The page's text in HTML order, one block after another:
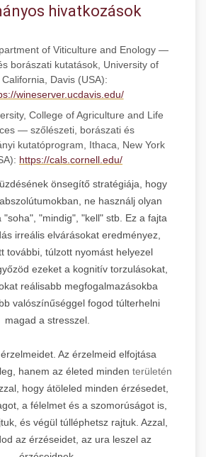
hivatkozások
of Viticulture and Enology —
borászati kutatások, University of
California, Davis (USA):
wineserver.ucdavis.edu/
College of Agriculture and Life
— szőlészeti, borászati és
kutatóprogram, Ithaca, New York
https://cals.cornell.edu/
önsegítő stratégiája, hogy
ne használj olyan
"soha", "mindig", "kell" stb. Ez a fajta
irreális elvárásokat eredményez,
további, túlzott nyomást helyezel
ezeket a kognitív torzulásokat,
reálisabb megfogalmazásokba
valószínűséggel fogod túlterhelni
magad a stresszel.
Az érzelmeid elfojtása
hanem az életed minden területén
hogy átöleled minden érzésedet,
a félelmet és a szomorúságot is,
és végül túlléphetsz rajtuk. Azzal,
az érzéseidet, az ura leszel az